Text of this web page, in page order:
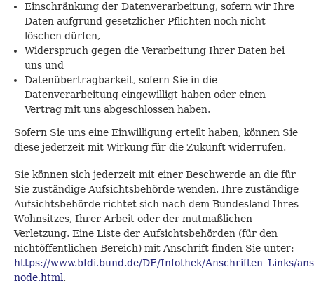
Einschränkung der Datenverarbeitung, sofern wir Ihre
Daten aufgrund gesetzlicher Pflichten noch nicht
löschen dürfen,
Widerspruch gegen die Verarbeitung Ihrer Daten bei
uns und
Datenübertragbarkeit, sofern Sie in die
Datenverarbeitung eingewilligt haben oder einen
Vertrag mit uns abgeschlossen haben.
Sofern Sie uns eine Einwilligung erteilt haben, können Sie
diese jederzeit mit Wirkung für die Zukunft widerrufen.
Sie können sich jederzeit mit einer Beschwerde an die für
Sie zuständige Aufsichtsbehörde wenden. Ihre zuständige
Aufsichtsbehörde richtet sich nach dem Bundesland Ihres
Wohnsitzes, Ihrer Arbeit oder der mutmaßlichen
Verletzung. Eine Liste der Aufsichtsbehörden (für den
nichtöffentlichen Bereich) mit Anschrift finden Sie unter:
https://www.bfdi.bund.de/DE/Infothek/Anschriften_Links/
node.html.